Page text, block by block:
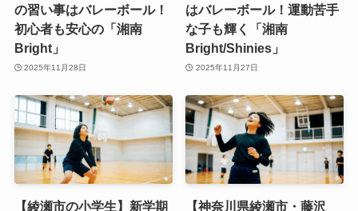
の習い事はバレーボール！
初心者も安心の「湘南
Bright」
2025年11月28日
はバレーボール！運動苦手
な子も輝く「湘南
Bright/Shinies」
2025年11月27日
【綾瀬市の小学生】新学期 【神奈川県綾瀬市・藤沢